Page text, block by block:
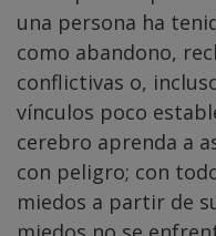
una persona ha
como abandono,
conflictivas o,
vínculos poco
cerebro aprenda a
con peligro; con
miedos a partir de